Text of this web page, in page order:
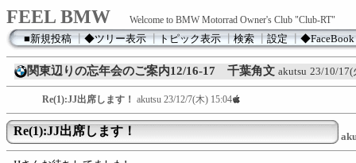
FEEL BMW Welcome to BMW Motorrad Owner's Club "Club-RT"
■新規投稿┃◆ツリー表示┃トピック表示┃検索┃設定┃◆FaceBook
関東辺りの忘年会のご案内12/16-17 千葉角文 akutsu 23/10/17(
Re(1):JJ出席します！ akutsu 23/12/7(木) 15:04
Re(1):JJ出席します！